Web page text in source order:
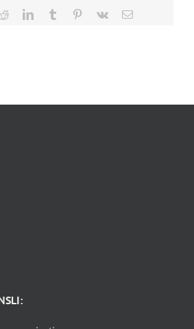
RedditLinkedInTumblr Pinterest
Vk
E-